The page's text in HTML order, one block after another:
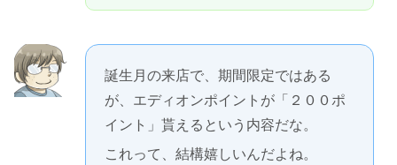
誕生月の来店で、期間限定ではある
が、エディオンポイントが「２００ポ
イント」貰えるという内容だな。
これって、結構嬉しいんだよね。